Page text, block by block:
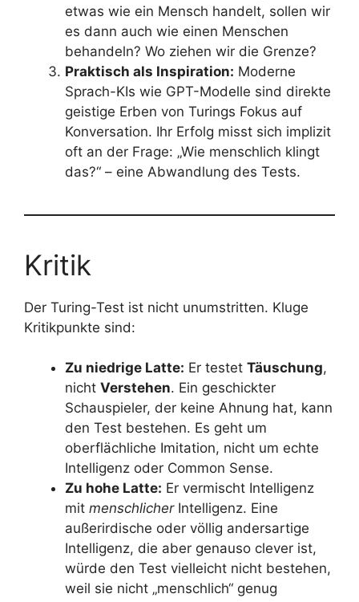
etwas wie ein Mensch handelt, sollen wir
es dann auch wie einen Menschen
behandeln? Wo ziehen wir die Grenze?
Praktisch als Inspiration: Moderne
Sprach-KIs wie GPT-Modelle sind direkte
geistige Erben von Turings Fokus auf
Konversation. Ihr Erfolg misst sich implizit
oft an der Frage: „Wie menschlich klingt
das?“ – eine Abwandlung des Tests.
Kritik
Der Turing-Test ist nicht unumstritten. Kluge
Kritikpunkte sind:
Zu niedrige Latte: Er testet Täuschung,
nicht Verstehen. Ein geschickter
Schauspieler, der keine Ahnung hat, kann
den Test bestehen. Es geht um
oberflächliche Imitation, nicht um echte
Intelligenz oder Common Sense.
Zu hohe Latte: Er vermischt Intelligenz
mit menschlicherIntelligenz. Eine
außerirdische oder völlig andersartige
Intelligenz, die aber genauso clever ist,
würde den Test vielleicht nicht bestehen,
weil sie nicht „menschlich“ genug